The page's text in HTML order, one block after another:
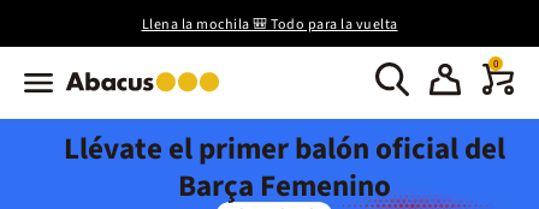
Llena la mochila 🎒 Todo para la vuelta
0
Llévate el primer balón oficial del
Barça Femenino